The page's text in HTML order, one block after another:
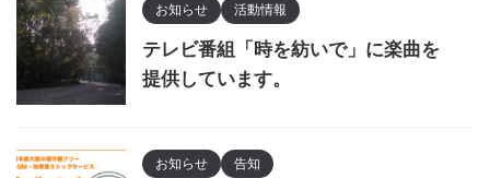
お知らせ 活動情報
テレビ番組「時を紡いで」に楽曲を
提供しています。
お知らせ 告知